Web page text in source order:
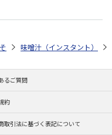
味噌汁（インスタント）
るご質問
約
取引法に基づく表記について